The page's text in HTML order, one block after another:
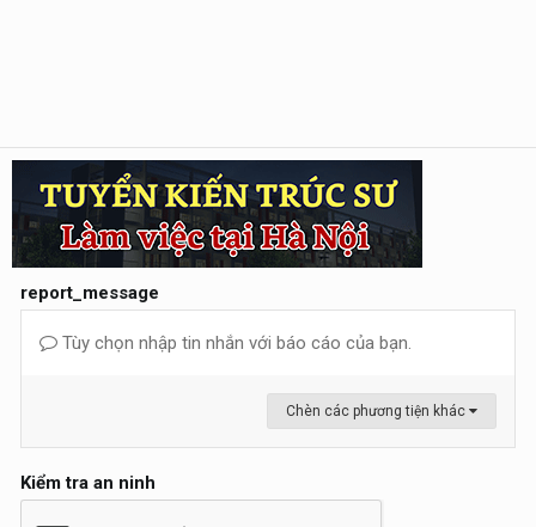
report_message
Tùy chọn nhập tin nhắn với báo cáo của bạn.
Chèn các phương tiện khác
Kiểm tra an ninh